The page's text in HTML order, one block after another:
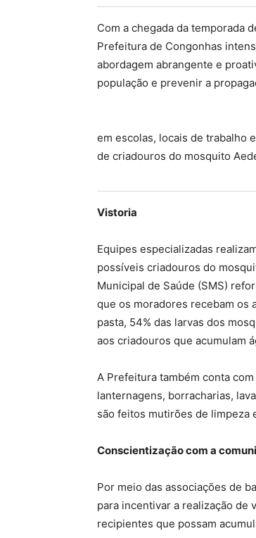
Com a chegada da temporada
Prefeitura de Congonhas
abordagem abrangente e
população e prevenir a
em escolas, locais de trabalho
de criadouros do mosquito
Vistoria
Equipes especializadas
possíveis criadouros do
Municipal de Saúde (SMS)
que os moradores recebam os
pasta, 54% das larvas dos
aos criadouros que acumulam
A Prefeitura também conta
lanternagens, borracharias,
são feitos mutirões de limpeza
Conscientização com a
Por meio das associações de
para incentivar a realização
recipientes que possam